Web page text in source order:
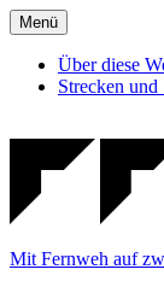
Zum
Inhalt
springen
Menü
Über diese
Strecken und
Mit Fernweh auf